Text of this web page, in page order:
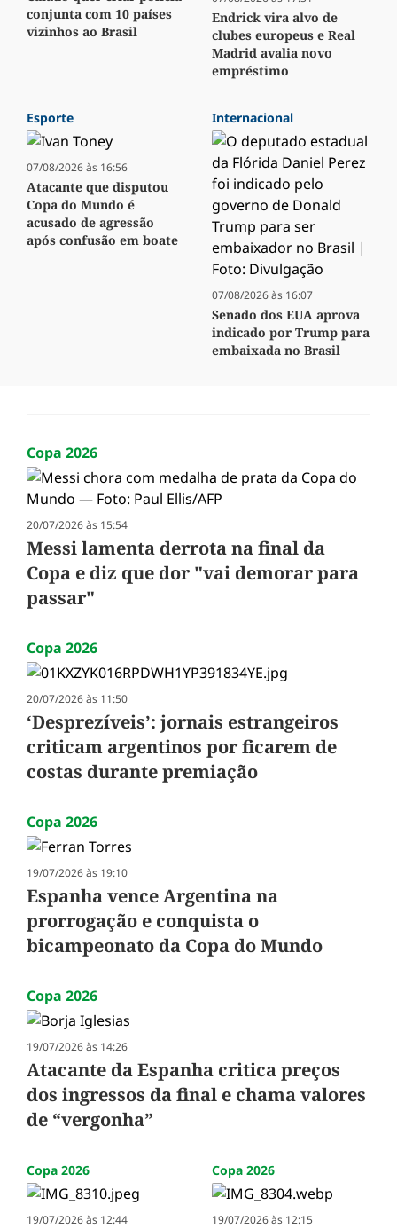
conjunta com 10 países
vizinhos ao Brasil
Endrick vira alvo de
clubes europeus e Real
Madrid avalia novo
empréstimo
Esporte
07/08/2026 às 16:56
Atacante que disputou
Copa do Mundo é
acusado de agressão
após confusão em boate
Internacional
07/08/2026 às 16:07
Senado dos EUA aprova
indicado por Trump para
embaixada no Brasil
Copa 2026
20/07/2026 às 15:54
Messi lamenta derrota na final da
Copa e diz que dor "vai demorar para
passar"
Copa 2026
20/07/2026 às 11:50
‘Desprezíveis’: jornais estrangeiros
criticam argentinos por ficarem de
costas durante premiação
Copa 2026
19/07/2026 às 19:10
Espanha vence Argentina na
prorrogação e conquista o
bicampeonato da Copa do Mundo
Copa 2026
19/07/2026 às 14:26
Atacante da Espanha critica preços
dos ingressos da final e chama valores
de “vergonha”
Copa 2026
19/07/2026 às 12:44
Copa 2026
19/07/2026 às 12:15